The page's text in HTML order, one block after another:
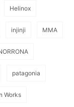
Helinox
injinji MMA
patagonia
Works